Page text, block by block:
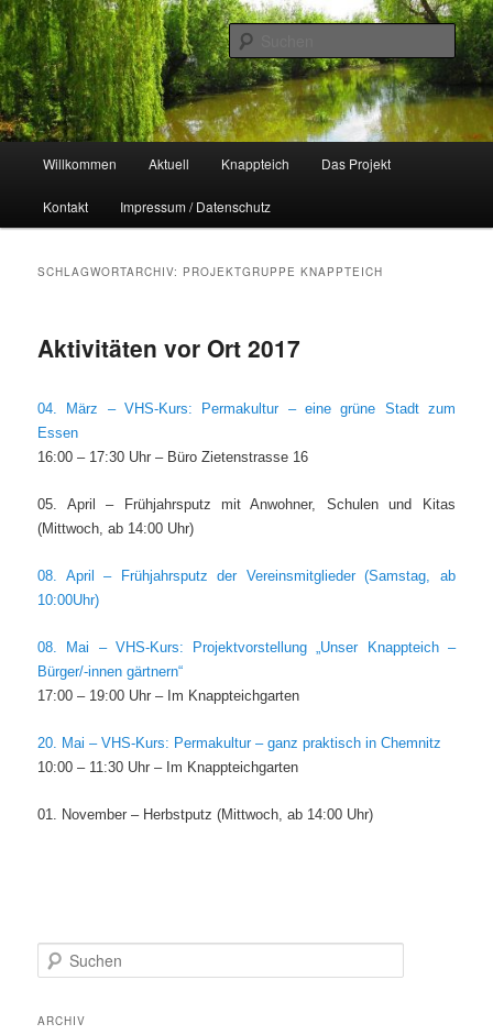
Zum
primären
Inhalt
springen
Zum
sekundären
Inhalt
springenUnser Knappteich
Naherholungsgebiet im Chemnitzer Yorckgebiet
Willkommen Aktuell Knappteich Das Projekt
Kontakt Impressum / Datenschutz
SCHLAGWORTARCHIV: PROJEKTGRUPPE KNAPPTEICH
Aktivitäten vor Ort 2017
04. März – VHS-Kurs: Permakultur – eine grüne Stadt zum
Essen
16:00 – 17:30 Uhr – Büro Zietenstrasse 16
05. April – Frühjahrsputz mit Anwohner, Schulen und Kitas
(Mittwoch, ab 14:00 Uhr)
08. April – Frühjahrsputz der Vereinsmitglieder (Samstag, ab
10:00Uhr)
08. Mai – VHS-Kurs: Projektvorstellung „Unser Knappteich –
Bürger/-innen gärtnern“
17:00 – 19:00 Uhr – Im Knappteichgarten
20. Mai – VHS-Kurs: Permakultur – ganz praktisch in Chemnitz
10:00 – 11:30 Uhr – Im Knappteichgarten
01. November – Herbstputz (Mittwoch, ab 14:00 Uhr)
u
h
ARCHIV